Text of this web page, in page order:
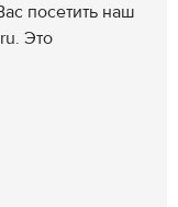
посетить наш
Это